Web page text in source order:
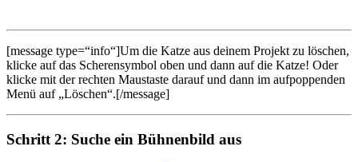
[message type=“info“]Um die Katze aus deinem Projekt zu löschen,
klicke auf das Scherensymbol oben und dann auf die Katze! Oder
klicke mit der rechten Maustaste darauf und dann im aufpoppenden
Menü auf „Löschen“.[/message]
Schritt 2: Suche ein Bühnenbild aus